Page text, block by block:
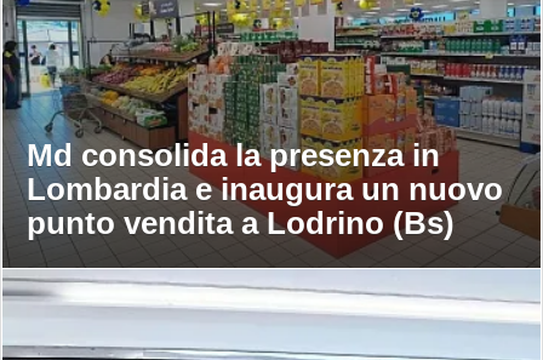
Md consolida la presenza in
Lombardia e inaugura un nuovo
punto vendita a Lodrino (Bs)